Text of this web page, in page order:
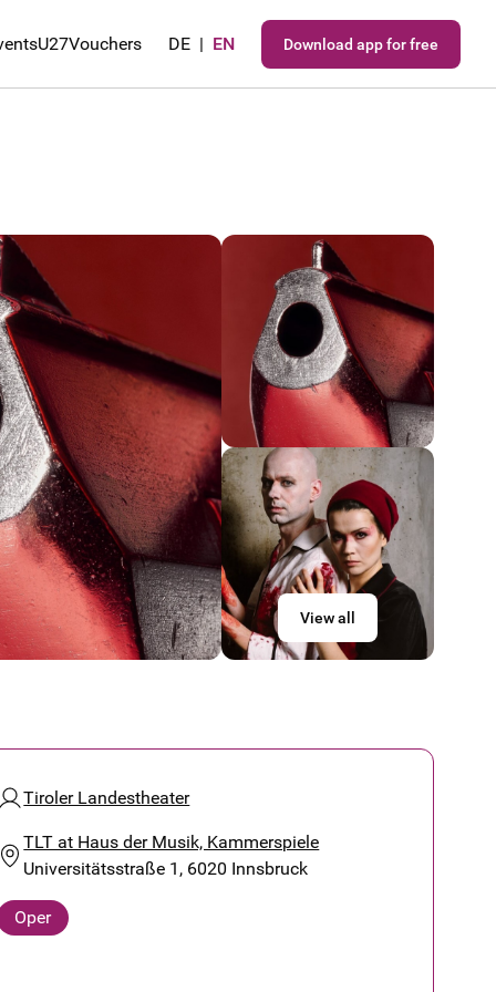
U27Vouchers DE | EN Download app for free
View all
Tiroler Landestheater
TLT at Haus der Musik, Kammerspiele
Universitätsstraße 1, 6020 Innsbruck
Oper